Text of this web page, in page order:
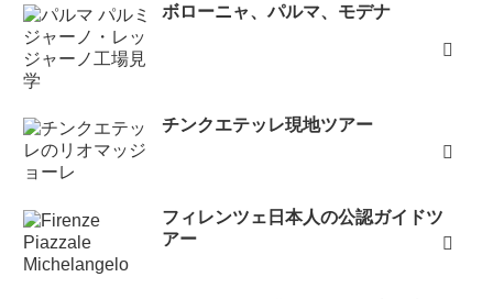
ボローニャ、パルマ、モデナ
チンクエテッレ現地ツアー
フィレンツェ日本人の公認ガイドツ
アー